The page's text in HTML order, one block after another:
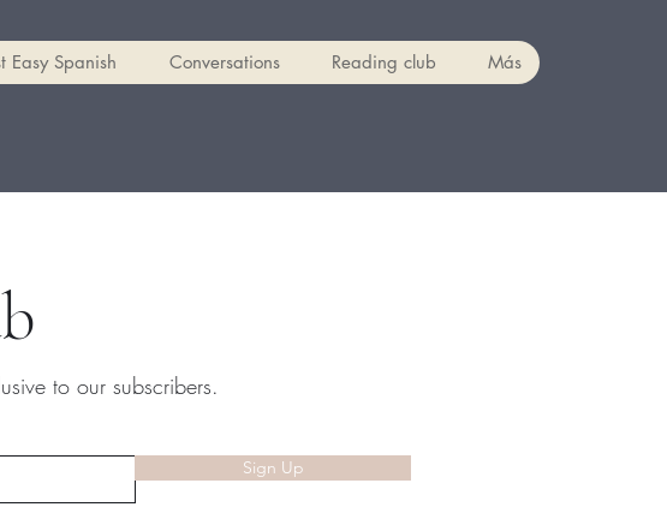
Easy Spanish Conversations Reading club Más
to our subscribers.
Sign Up